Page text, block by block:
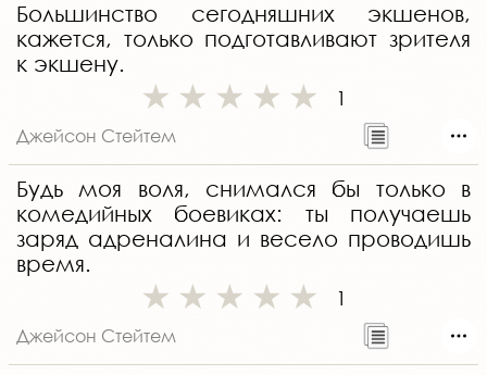
Большинство сегодняшних экшенов,
кажется, только подготавливают зрителя
к экшену.
1
Джейсон Стейтем
Будь моя воля, снимался бы только в
комедийных боевиках: ты получаешь
заряд адреналина и весело проводишь
время.
1
Джейсон Стейтем